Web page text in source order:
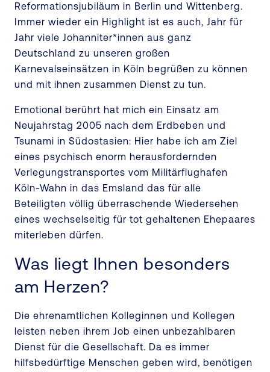
Reformationsjubiläum in Berlin und Wittenberg.
Immer wieder ein Highlight ist es auch, Jahr für
Jahr viele Johanniter*innen aus ganz
Deutschland zu unseren großen
Karnevalseinsätzen in Köln begrüßen zu können
und mit ihnen zusammen Dienst zu tun.
Emotional berührt hat mich ein Einsatz am
Neujahrstag 2005 nach dem Erdbeben und
Tsunami in Südostasien: Hier habe ich am Ziel
eines psychisch enorm herausfordernden
Verlegungstransportes vom Militärflughafen
Köln-Wahn in das Emsland das für alle
Beteiligten völlig überraschende Wiedersehen
eines wechselseitig für tot gehaltenen Ehepaares
miterleben dürfen.
Was liegt Ihnen besonders
am Herzen?
Die ehrenamtlichen Kolleginnen und Kollegen
leisten neben ihrem Job einen unbezahlbaren
Dienst für die Gesellschaft. Da es immer
hilfsbedürftige Menschen geben wird, benötigen